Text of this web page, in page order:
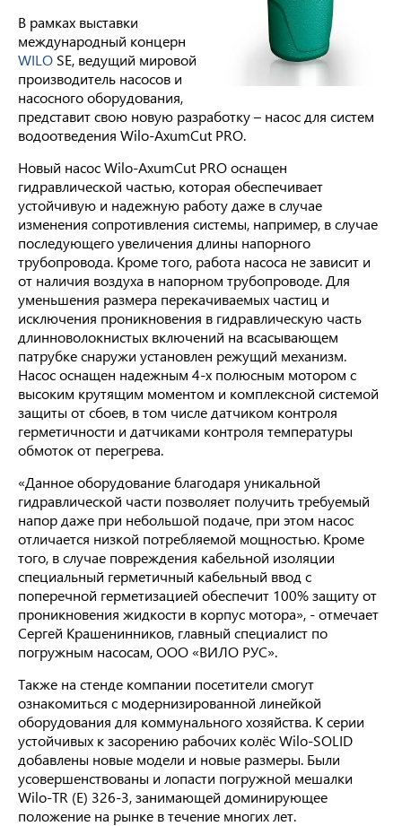
В рамках выставки
международный концерн
WILO SE, ведущий мировой
производитель насосов и
насосного оборудования,
представит свою новую разработку – насос для систем
водоотведения Wilo-AxumCut PRO.
Новый насос Wilo-AxumCut PRO оснащен
гидравлической частью, которая обеспечивает
устойчивую и надежную работу даже в случае
изменения сопротивления системы, например, в случае
последующего увеличения длины напорного
трубопровода. Кроме того, работа насоса не зависит и
от наличия воздуха в напорном трубопроводе. Для
уменьшения размера перекачиваемых частиц и
исключения проникновения в гидравлическую часть
длинноволокнистых включений на всасывающем
патрубке снаружи установлен режущий механизм.
Насос оснащен надежным 4-х полюсным мотором с
высоким крутящим моментом и комплексной системой
защиты от сбоев, в том числе датчиком контроля
герметичности и датчиками контроля температуры
обмоток от перегрева.
«Данное оборудование благодаря уникальной
гидравлической части позволяет получить требуемый
напор даже при небольшой подаче, при этом насос
отличается низкой потребляемой мощностью. Кроме
того, в случае повреждения кабельной изоляции
специальный герметичный кабельный ввод с
поперечной герметизацией обеспечит 100% защиту от
проникновения жидкости в корпус мотора», - отмечает
Сергей Крашенинников, главный специалист по
погружным насосам, ООО «ВИЛО РУС».
Также на стенде компании посетители смогут
ознакомиться с модернизированной линейкой
оборудования для коммунального хозяйства. К серии
устойчивых к засорению рабочих колёс Wilo-SOLID
добавлены новые модели и новые размеры. Были
усовершенствованы и лопасти погружной мешалки
Wilo-TR (E) 326-3, занимающей доминирующее
положение на рынке в течение многих лет.